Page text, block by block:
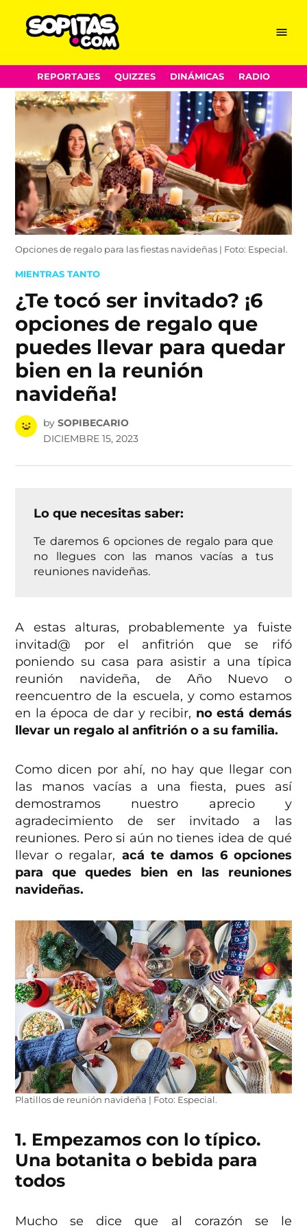
Skip
to
content
Menu
REPORTAJES QUIZZES DINÁMICAS RADIO
Opciones de regalo para las fiestas navideñas | Foto: Especial.
POSTED
MIENTRAS TANTO
¿Te tocó ser invitado? ¡6
opciones de regalo que
puedes llevar para quedar
bien en la reunión
navideña!
by SOPIBECARIO
DICIEMBRE 15, 2023
Lo que necesitas saber:
Te daremos 6 opciones de regalo para que
no llegues con las manos vacías a tus
reuniones navideñas.
A estas alturas, probablemente ya fuiste
invitad@ por el anfitrión que se rifó
poniendo su casa para asistir a una típica
reunión navideña, de Año Nuevo o
reencuentro de la escuela, y como estamos
en la época de dar y recibir, no está demás
llevar un regalo al anfitrión o a su familia.
Como dicen por ahí, no hay que llegar con
las manos vacías a una fiesta, pues así
demostramos nuestro aprecio y
agradecimiento de ser invitado a las
reuniones. Pero si aún no tienes idea de qué
llevar o regalar, acá te damos 6 opciones
para que quedes bien en las reuniones
navideñas.
Platillos de reunión navideña | Foto: Especial.
1. Empezamos con lo típico.
Una botanita o bebida para
todos
Mucho se dice que al corazón se le